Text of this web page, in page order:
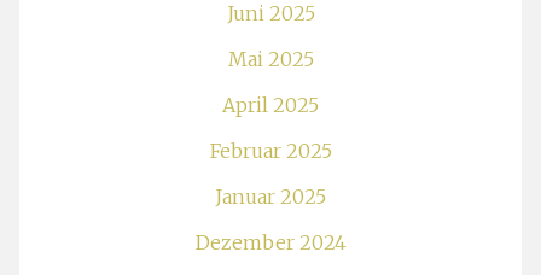
Juni 2025
Mai 2025
April 2025
Februar 2025
Januar 2025
Dezember 2024